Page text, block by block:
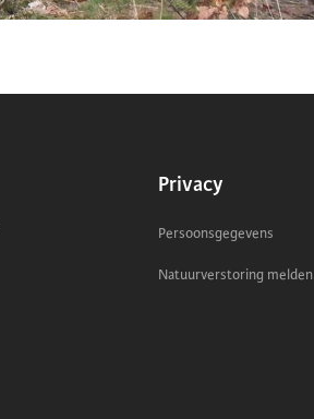
Privacy
Persoonsgegevens
Natuurverstoring melden